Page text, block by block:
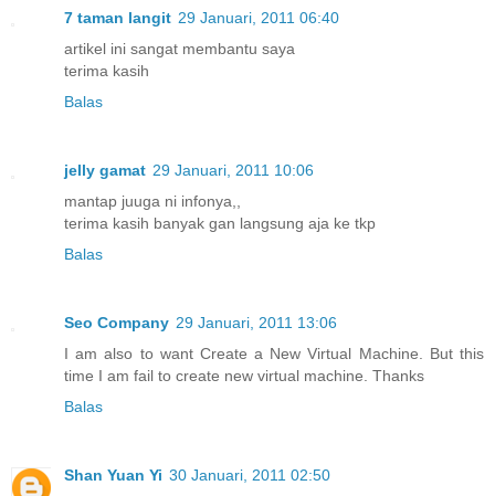
7 taman langit 29 Januari, 2011 06:40
artikel ini sangat membantu saya
terima kasih
Balas
jelly gamat 29 Januari, 2011 10:06
mantap juuga ni infonya,,
terima kasih banyak gan langsung aja ke tkp
Balas
Seo Company 29 Januari, 2011 13:06
I am also to want Create a New Virtual Machine. But this
time I am fail to create new virtual machine. Thanks
Balas
Shan Yuan Yi 30 Januari, 2011 02:50